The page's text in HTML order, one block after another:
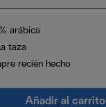
arábica
taza
recién hecho
Añadir al carrito